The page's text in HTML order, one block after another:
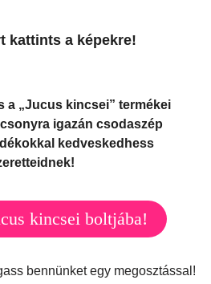
kattints a képekre!
a „Jucus kincsei” termékei
igazán csodaszép
kedveskedhess
kincsei boltjába!
bennünket egy megosztással!